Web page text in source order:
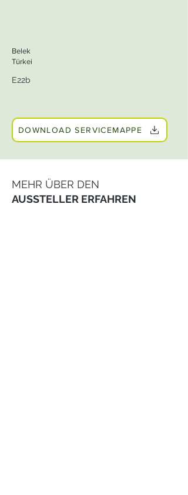
Belek
Türkei
E22b
DOWNLOAD SERVICEMAPPE
MEHR ÜBER DEN
AUSSTELLER ERFAHREN